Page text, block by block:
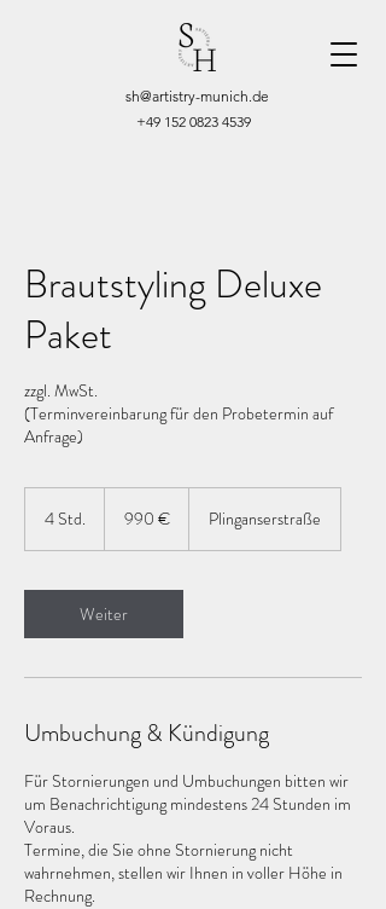
sh@artistry-munich.de
+49 152 0823 4539
Brautstyling Deluxe
Paket
zzgl. MwSt.
(Terminvereinbarung für den Probetermin auf
Anfrage)
4 Std.
d
.
990 € Plinganserstraße
Weiter
Umbuchung & Kündigung
Für Stornierungen und Umbuchungen bitten wir
um Benachrichtigung mindestens 24 Stunden im
Voraus.
Termine, die Sie ohne Stornierung nicht
wahrnehmen, stellen wir Ihnen in voller Höhe in
Rechnung.